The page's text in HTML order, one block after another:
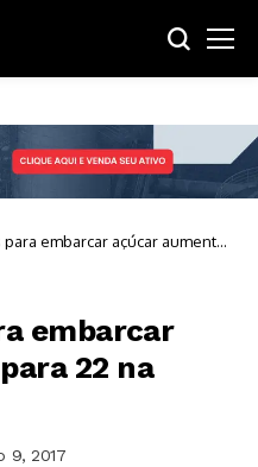
embarcar açúcar aumenta
embarcar
22 na
9, 2017